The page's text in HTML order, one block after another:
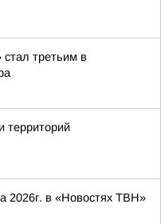
третьим в
территорий
2026г. в «Новостях ТВН»